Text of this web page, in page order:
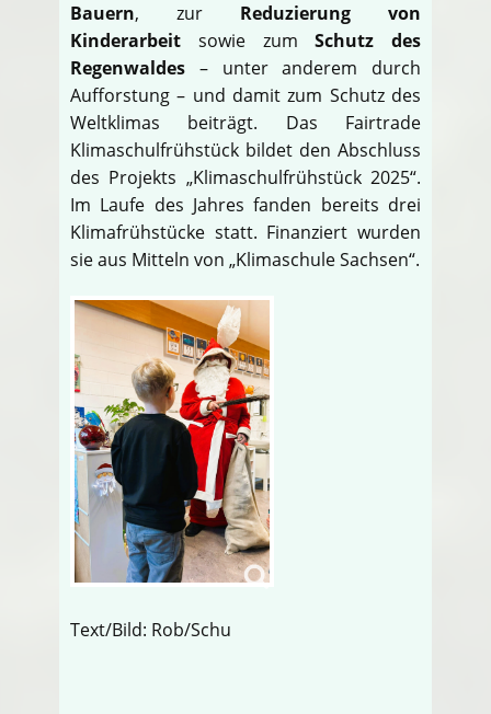
Bauern, zur Reduzierung von
Kinderarbeit sowie zumSchutz des
Regenwaldes – unter anderem durch
Aufforstung – und damit zum Schutz des
Weltklimas beiträgt. Das Fairtrade
Klimaschulfrühstück bildet den Abschluss
des Projekts „Klimaschulfrühstück 2025“.
Im Laufe des Jahres fanden bereits drei
Klimafrühstücke statt. Finanziert wurden
sie aus Mitteln von „Klimaschule Sachsen“.
Text/Bild: Rob/Schu